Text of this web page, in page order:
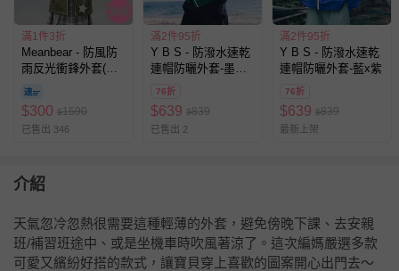
滿1件3折
Meanbear - 防風防
雨反光衝鋒外套(加
絨)-尖帽-綠色
$300 $1590
已售出 346
滿2件95折
Y B S - 防潑水速乾
連帽防曬外套-墨綠x
76折
$639 $839
已售出 2
滿2件95折
Y B S - 防潑水速乾
連帽防曬外套-藍x紫
76折
$639 $839
最新上架
介紹
天氣忽冷忽熱很需要這種輕薄的外套，避免傍晚下課、去安親
班/補習班途中、或是坐機車時吹風著涼了。這次編媽嚴選多款
可愛又繽紛好搭的款式，讓寶貝穿上喜歡的圖案開心出門去～